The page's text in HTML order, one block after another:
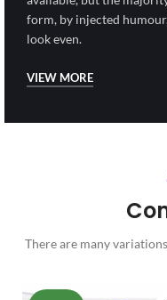
form, by injected
look even.
VIEW MORE
There are many